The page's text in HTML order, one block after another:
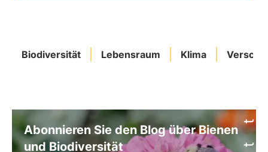
Biodiversität Lebensraum Klima
Abonnieren Sie den Blog über Bienen
und Biodiversität